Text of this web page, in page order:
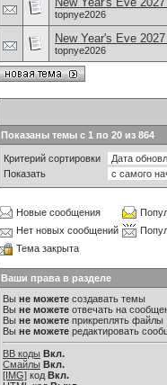
topnye2026
New Year's Eve
topnye2026
Показаны темы с 1 по 20 из 864
Критерий сортировки
Показать
Новые сообщения
Нет новых сообщений
Тема закрыта
Ваши права в разделе
Вы не можете создавать темы
Вы не можете отвечать на
Вы не можете прикреплять файлы
Вы не можете редактировать
BB коды Вкл.
Смайлы Вкл.
[IMG] код Вкл.